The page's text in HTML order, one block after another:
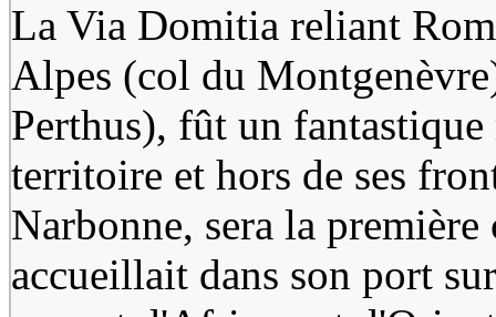
La Via Domitia reliant
Alpes (col du
Perthus), fût un fantastique
territoire et hors de ses
Narbonne, sera la
accueillait dans son port